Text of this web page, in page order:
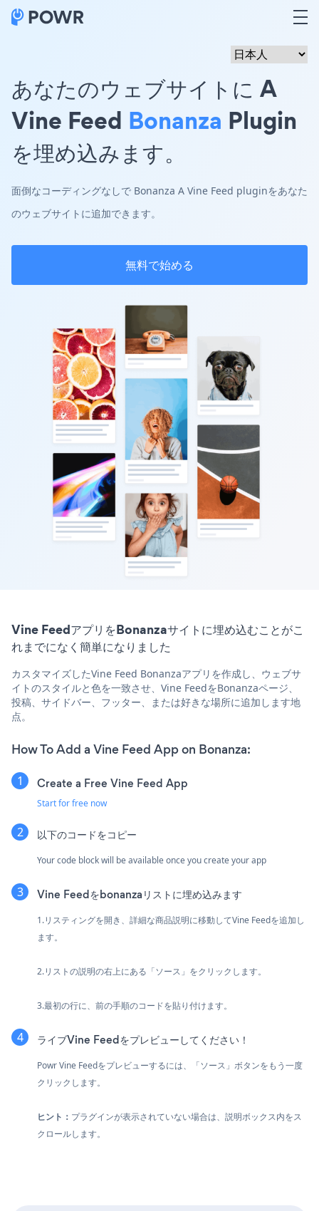
あなたのウェブサイトに A
Vine Feed Bonanza Plugin
を埋め込みます。
面倒なコーディングなしで Bonanza A Vine Feed pluginをあなた
のウェブサイトに追加できます。
無料で始める
Vine FeedアプリをBonanzaサイトに埋め込むことがこ
れまでになく簡単になりました
カスタマイズしたVine Feed Bonanzaアプリを作成し、ウェブサ
イトのスタイルと色を一致させ、Vine FeedをBonanzaページ、
投稿、サイドバー、フッター、または好きな場所に追加します地
点。
How To Add a Vine Feed App on Bonanza:
Create a Free Vine Feed App
Start for free now
以下のコードをコピー
Your code block will be available once you create your app
Vine Feedをbonanzaリストに埋め込みます
1.リスティングを開き、詳細な商品説明に移動してVine Feedを追加し
ます。
2.リストの説明の右上にある「ソース」をクリックします。
3.最初の行に、前の手順のコードを貼り付けます。
ライブVine Feedをプレビューしてください！
Powr Vine Feedをプレビューするには、「ソース」ボタンをもう一度
クリックします。
ヒント： プラグインが表示されていない場合は、説明ボックス内をス
クロールします。